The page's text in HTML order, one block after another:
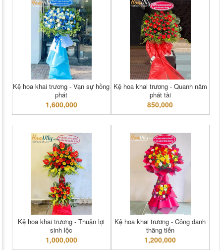
Kệ hoa khai trương - Vạn sự hồng
phát
1,600,000
Kệ hoa khai trương - Quanh năm
phát tài
850,000
Kệ hoa khai trương - Thuận lợi
sinh lộc
1,000,000
Kệ hoa khai trương - Công danh
thăng tiến
1,200,000